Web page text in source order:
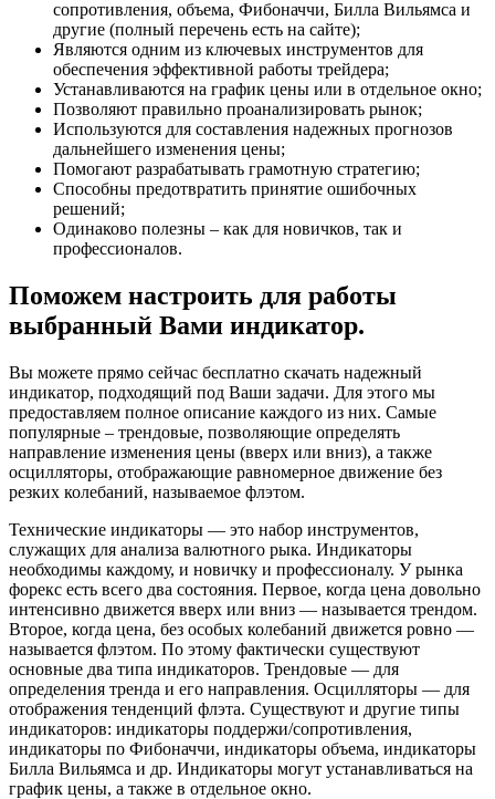
сопротивления, объема, Фибоначчи, Билла Вильямса и
другие (полный перечень есть на сайте);
Являются одним из ключевых инструментов для
обеспечения эффективной работы трейдера;
Устанавливаются на график цены или в отдельное окно;
Позволяют правильно проанализировать рынок;
Используются для составления надежных прогнозов
дальнейшего изменения цены;
Помогают разрабатывать грамотную стратегию;
Способны предотвратить принятие ошибочных
решений;
Одинаково полезны – как для новичков, так и
профессионалов.
Поможем настроить для работы
выбранный Вами индикатор.
Вы можете прямо сейчас бесплатно скачать надежный
индикатор, подходящий под Ваши задачи. Для этого мы
предоставляем полное описание каждого из них. Самые
популярные – трендовые, позволяющие определять
направление изменения цены (вверх или вниз), а также
осцилляторы, отображающие равномерное движение без
резких колебаний, называемое флэтом.
Технические индикаторы — это набор инструментов,
служащих для анализа валютного рыка. Индикаторы
необходимы каждому, и новичку и профессионалу. У рынка
форекс есть всего два состояния. Первое, когда цена довольно
интенсивно движется вверх или вниз — называется трендом.
Второе, когда цена, без особых колебаний движется ровно —
называется флэтом. По этому фактически существуют
основные два типа индикаторов. Трендовые — для
определения тренда и его направления. Осцилляторы — для
отображения тенденций флэта. Существуют и другие типы
индикаторов: индикаторы поддержи/сопротивления,
индикаторы по Фибоначчи, индикаторы объема, индикаторы
Билла Вильямса и др. Индикаторы могут устанавливаться на
график цены, а также в отдельное окно.